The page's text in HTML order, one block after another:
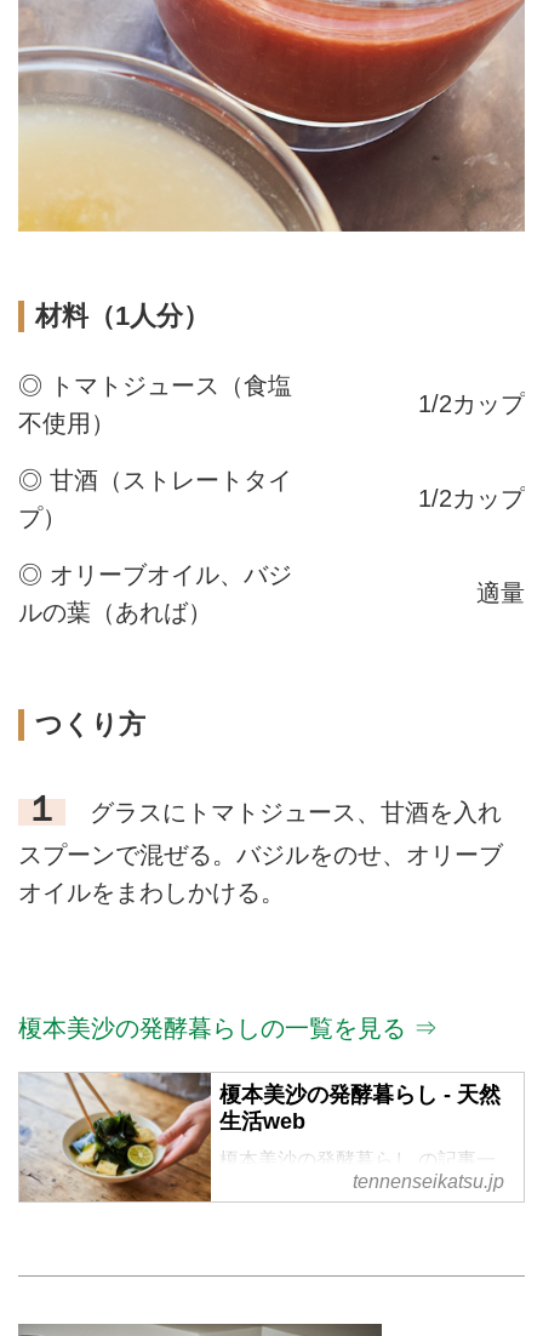
材料（1人分）
◎ トマトジュース（食塩
不使用）
1/2カップ
◎ 甘酒（ストレートタイ
プ）
1/2カップ
◎ オリーブオイル、バジ
ルの葉（あれば）
適量
つくり方
１
グラスにトマトジュース、甘酒を入れ
スプーンで混ぜる。バジルをのせ、オリーブ
オイルをまわしかける。
榎本美沙の発酵暮らしの一覧を見る ⇒
榎本美沙の発酵暮らし - 天然
生活web
榎本美沙の発酵暮らし の記事一
tennenseikatsu.jp